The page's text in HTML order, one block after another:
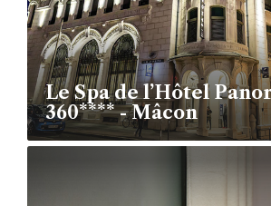
Le Spa de l’Hôtel
360**** - Mâcon